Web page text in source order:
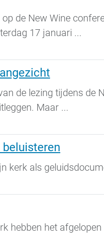
de New Wine
17 januari ...
de lezing tijdens de
Maar ...
kerk als
hebben het